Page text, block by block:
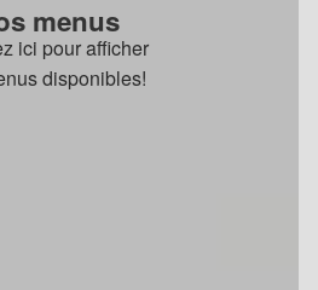
menus
ici pour afficher
disponibles!